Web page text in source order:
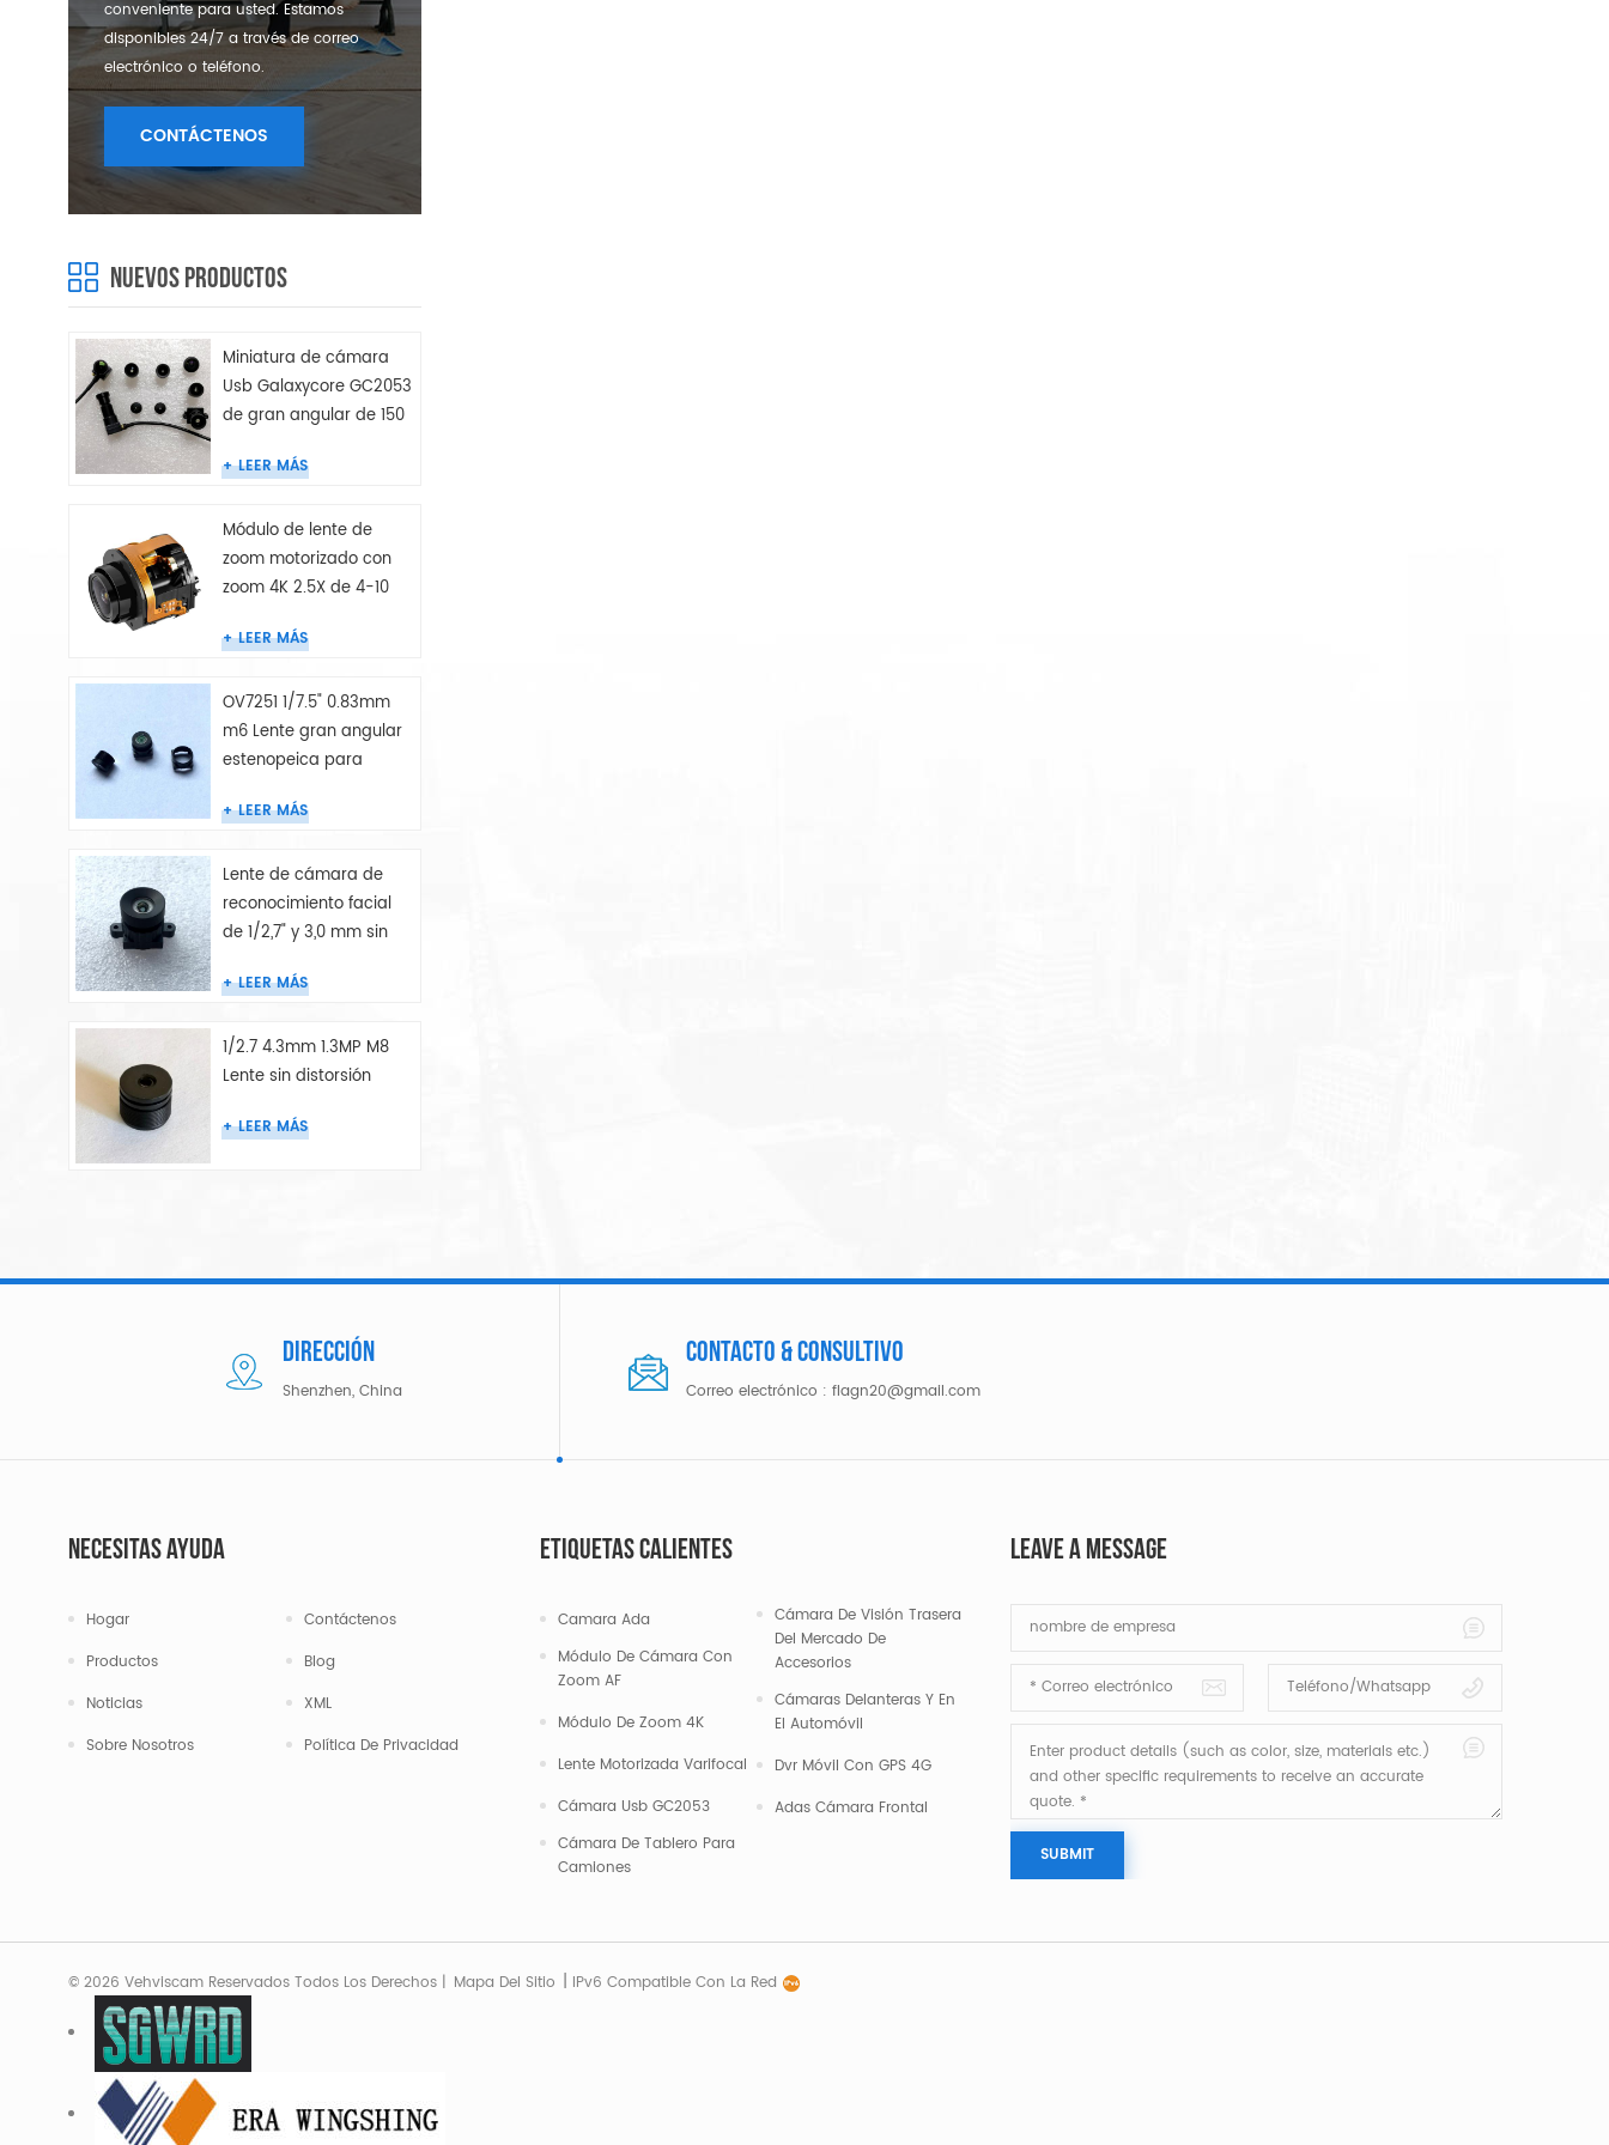
conveniente para usted. Estamos
disponibles 24/7 a través de correo
electrónico o teléfono.
CONTÁCTENOS
NUEVOS PRODUCTOS
Miniatura de cámara
Usb Galaxycore GC2053
de gran angular de 150
LEER MÁS
Módulo de lente de
zoom motorizado con
zoom 4K 2.5X de 4-10
LEER MÁS
OV7251 1/7.5" 0.83mm
m6 Lente gran angular
estenopeica para
LEER MÁS
Lente de cámara de
reconocimiento facial
de 1/2,7" y 3,0 mm sin
LEER MÁS
1/2.7 4.3mm 1.3MP M8
Lente sin distorsión
LEER MÁS
DIRECCIÓN
Shenzhen, China
Contacto & consultivo
Correo electrónico : flagn20@gmail.com
NECESITAS AYUDA
Hogar
Productos
Noticias
Sobre Nosotros
Contáctenos
Blog
XML
Política De Privacidad
ETIQUETAS CALIENTES
Camara Ada
Módulo De Cámara Con
Zoom AF
Módulo De Zoom 4K
Lente Motorizada Varifocal
Cámara Usb GC2053
Cámara De Tablero Para
Camiones
Cámara De Visión Trasera
Del Mercado De
Accesorios
Cámaras Delanteras Y En
El Automóvil
Dvr Móvil Con GPS 4G
Adas Cámara Frontal
LEAVE A MESSAGE
© 2026 Vehviscam Reservados Todos Los Derechos | Mapa Del Sitio | IPv6 Compatible Con La Red